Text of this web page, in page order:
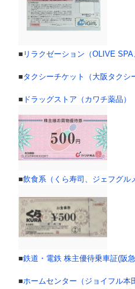
■ リラクゼーション（OLIVE SPA
■タクシーチケット（大阪タクシ
■ ドラッグストア（カワチ薬品）
■飲食系（くら寿司、ジェフグル
■鉄道・電鉄 株主優待乗車証(阪
■ホームセンター（ジョイフル本